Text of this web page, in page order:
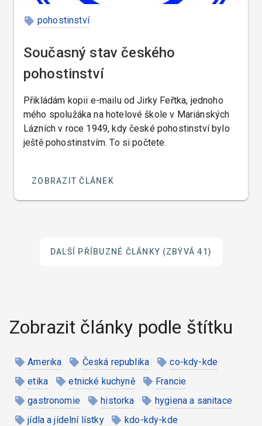
pohostinství
Současný stav českého
pohostinství
Přikládám kopii e-mailu od Jirky Feřtka, jednoho
mého spolužáka na hotelové škole v Mariánských
Lázních v roce 1949, kdy české pohostinství bylo
ještě pohostinstvím. To si počtete.
ZOBRAZIT ČLÁNEK
DALŠÍ PŘÍBUZNÉ ČLÁNKY (ZBÝVÁ 41)
Zobrazit články podle štítku
Amerika Česká republika
co-kdy-kde
etika
etnické kuchyně
Francie
gastronomie
historka
hygiena a sanitace
jídla a jídelní lístky
kdo-kdy-kde